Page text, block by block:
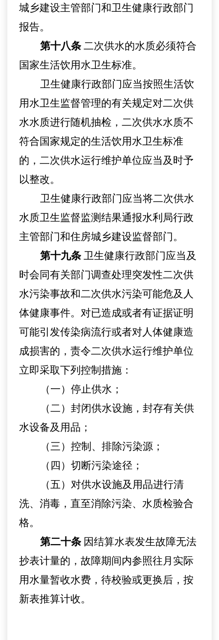
城乡建设主管部门和卫生健康行政部门
报告。
第十八条 二次供水的水质必须符合
国家生活饮用水卫生标准。
卫生健康行政部门应当按照生活饮
用水卫生监督管理的有关规定对二次供
水水质进行随机抽检 ， 二次供水水质不
符合国家规定的生活饮用水卫生标准
的，二次供水运行维护单位应当及时予
以整改。
卫生健康行政部门应当将二次供水
水质卫生监督监测结果通报水利局行政
主管部门和住房城乡建设监督部门。
第十九条 卫生健康行政部门应当及
时会同有关部门调查处理突发性二次供
水污染事故和二次供水污染可能危及人
体健康事件。对已造成或者有证据证明
可能引发传染病流行或者对人体健康造
成损害的，责令二次供水运行维护单位
立即采取下列控制措施：
（一）停止供水 ；
（二）封闭供水设施，封存有关供
水设备及用品 ；
（三）控制、排除污染源；
（四）切断污染途径；
（五）对供水设施及用品进行清
洗、消毒，直至消除污染、水质检验合
格。
第二十条 因结算水表发生故障无法
抄表计量的 ， 故障期间内参照往月实际
用水量暂收水费，待校验或更换后，按
新表推算计收。